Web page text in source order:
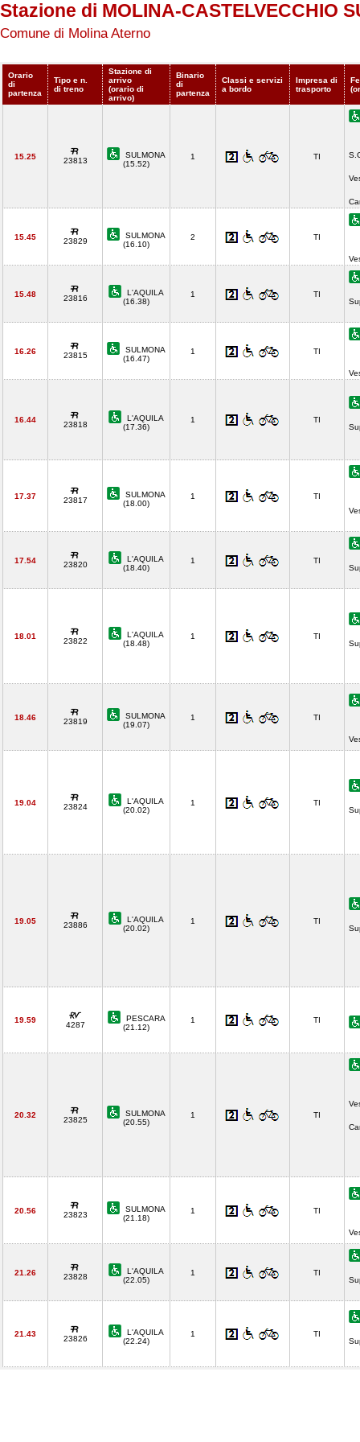
Stazione di MOLINA-CASTELVECCHIO
Comune di Molina Aterno
Orario
di
partenza
Tipo e n.
di treno
Stazione di
arrivo
(orario di
arrivo)
Binario
di
partenza
Classi e servizi
a bordo
Impresa di
trasporto
15.25 23813
SULMONA
(15.52)
1 TI
15.45 23829
SULMONA
(16.10)
2 TI
15.48 23816
L'AQUILA
(16.38)
1
TI
16.26 23815
SULMONA
(16.47)
1 TI
16.44
23818
L'AQUILA
(17.36)
1
TI
17.37 23817
SULMONA
(18.00)
1
TI
17.54 23820
L'AQUILA
(18.40)
1
TI
18.01
23822
L'AQUILA
(18.48)
1
TI
18.46 23819
SULMONA
(19.07)
1 TI
19.04 23824
L'AQUILA
(20.02)
1
TI
19.05 23886
L'AQUILA
(20.02)
1
TI
19.59
4287
PESCARA
(21.12)
1 TI
20.32
23825
SULMONA
(20.55)
1 TI
20.56 23823
SULMONA
(21.18)
1 TI
21.26 23828
L'AQUILA
(22.05)
1
TI
21.43
23826
L'AQUILA
(22.24)
1
TI